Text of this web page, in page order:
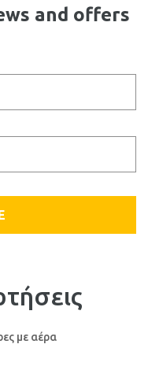
and offers
με αέρα